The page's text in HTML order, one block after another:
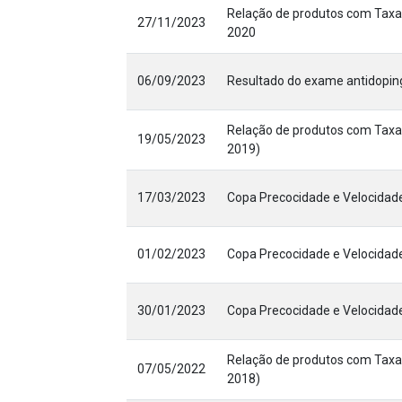
27/11/2023
Relação de produtos com
2020
06/09/2023 Resultado do exame
19/05/2023
Relação de produtos com
2019)
17/03/2023 Copa Precocidade e
01/02/2023 Copa Precocidade e
30/01/2023 Copa Precocidade e
07/05/2022
Relação de produtos com
2018)